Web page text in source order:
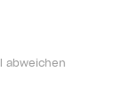
abweichen